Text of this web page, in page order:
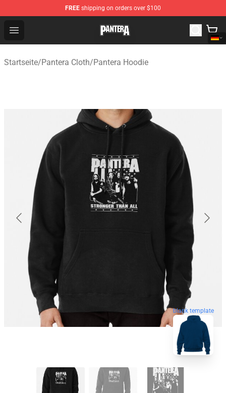
FREE shipping on orders over $100
Open menu
Pantera Store - Official Pantera Merchandise Shop
Startseite/Pantera Cloth/Pantera Hoodie
blank template